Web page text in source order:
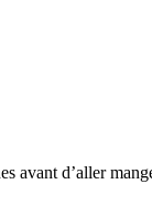
avant d’aller